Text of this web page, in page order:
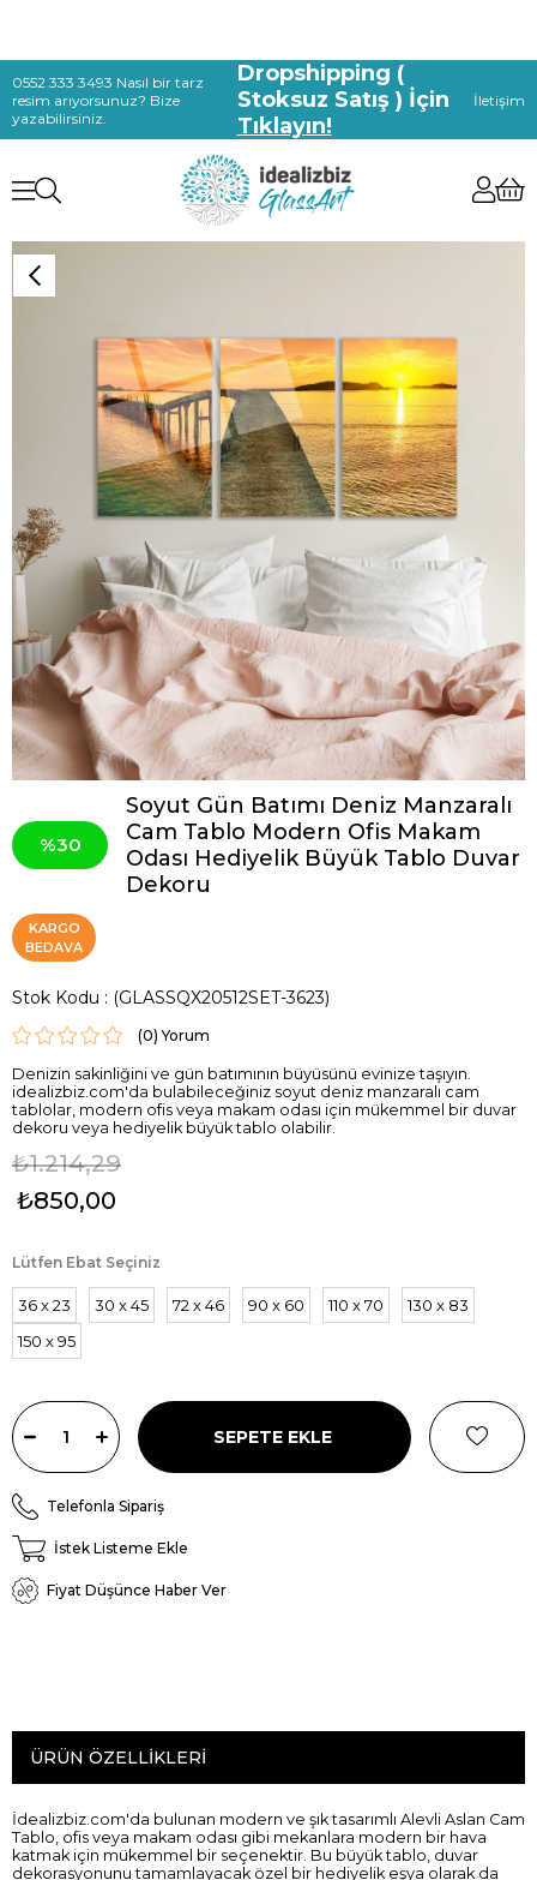
0552 333 3493 Nasıl bir tarz
resim arıyorsunuz? Bize
yazabilirsiniz.
Dropshipping (
Stoksuz Satış ) İçin
Tıklayın!
İletişim
30
Soyut Gün Batımı Deniz Manzaralı
Cam Tablo Modern Ofis Makam
Odası Hediyelik Büyük Tablo Duvar
Dekoru
KARGO
BEDAVA
Stok Kodu (GLASSQX20512SET-3623)
(0)
Denizin sakinliğini ve gün batımının büyüsünü evinize taşıyın.
idealizbiz.com'da bulabileceğiniz soyut deniz manzaralı cam
tablolar, modern ofis veya makam odası için mükemmel bir duvar
dekoru veya hediyelik büyük tablo olabilir.
₺1.214,29
₺850,00
Lütfen Ebat Seçiniz
36 x 23 30 x 45 72 x 46 90 x 60 110 x 70
130 x 83
150 x 95
Telefonla Sipariş
İstek Listeme Ekle
Fiyat Düşünce Haber Ver
ÜRÜN ÖZELLIKLERI
İdealizbiz.com'da bulunan modern ve şık tasarımlı Alevli Aslan Cam
Tablo, ofis veya makam odası gibi mekanlara modern bir hava
katmak için mükemmel bir seçenektir. Bu büyük tablo, duvar
dekorasyonunu tamamlayacak özel bir hediyelik eşya olarak da